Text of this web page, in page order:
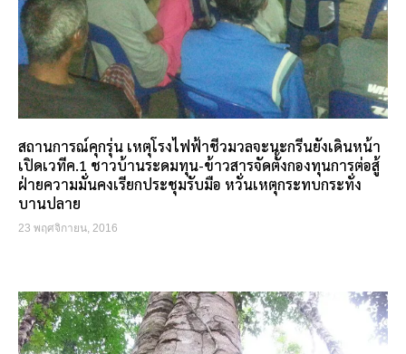
สถานการณ์คุกรุ่น เหตุโรงไฟฟ้าชีวมวลจะนะกรีนยังเดินหน้า
เปิดเวทีค.1 ชาวบ้านระดมทุน-ข้าวสารจัดตั้งกองทุนการต่อสู้
ฝ่ายความมั่นคงเรียกประชุมรับมือ หวั่นเหตุกระทบกระทั่ง
บานปลาย
23 พฤศจิกายน, 2016